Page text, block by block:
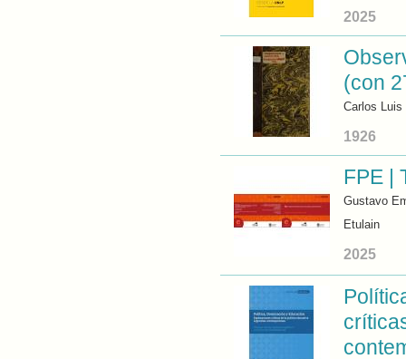
2025
(con
Carlos
1926
FPE |
Gustavo
Etulain
2025